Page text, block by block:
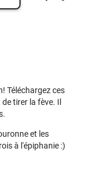
Téléchargez ces
tirer la fève. Il
et les
à l'épiphanie :)